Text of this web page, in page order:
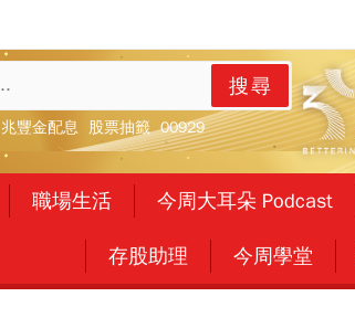
搜尋
兆豐金配息 股票抽籤 00929
職場生活 今周大耳朵 Podcast
存股助理 今周學堂